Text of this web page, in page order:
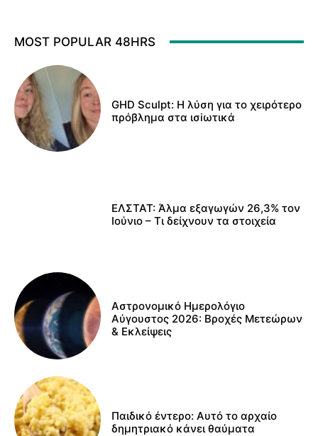
MOST POPULAR 48HRS
GHD Sculpt: Η λύση για το χειρότερο
πρόβλημα στα ισiωτικά
ΕΛΣΤΑΤ: Άλμα εξαγωγών 26,3% τον
Ιούνιο – Τι δείχνουν τα στοιχεία
Αστρονομικό Ημερολόγιο
Αύγουστος 2026: Βροχές Μετεώρων
& Εκλείψεις
Παιδικό έντερο: Αυτό το αρχαίο
δημητριακό κάνει θαύματα